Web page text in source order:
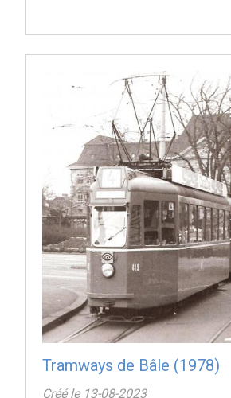
Tramways de Bâle (1978)
Créé le 13-08-2023